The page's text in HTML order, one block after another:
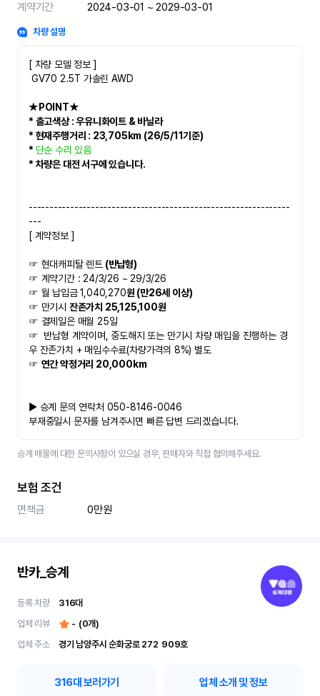
계약기간
2024-03-01 ~ 2029-03-01
차량 설명
​[ 차량 모델 정보 ]
GV70 2.5T 가솔린 AWD
★POINT★
* 출고색상 : 우유니화이트 & 바닐라
* 현재주행거리 : 23,705km (26/5/11기준)
* 단순 수리 있음
* 차량은 대전 서구에 있습니다.
---------------------------------------------------------------
---
[ 계약정보 ]
☞ 현대캐피탈 렌트 (반납형)
☞ 계약기간 : 24/3/26 ~ 29/3/26
☞ 월 납입금 1,040,270원 (만26세 이상)
☞ 만기시 잔존가치 25,125,100원
☞ 결제일은 매월 25일
☞ 반납형 계약이며, 중도해지 또는 만기시 차량 매입을 진행하는 경
우 잔존가치 + 매입수수료(차량가격의 8%) 별도
☞ 연간 약정거리 20,000km
▶ 승계 문의 연락처 050-8146-0046
부재중일시 문자를 남겨주시면 빠른 답변 드리겠습니다.
승계 매물에 대한 문의사항이 있으실 경우, 판매자와 직접 협의해주세요.
보험 조건
면책금 0만원
반카_승계
등록 차량 316대
업체 리뷰
- (0개)
업체 주소
경기 남양주시 순화궁로 272	909호
316대 보러가기 업체 소개 및 정보